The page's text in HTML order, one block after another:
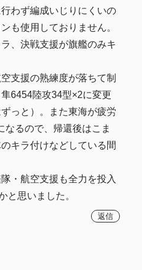
わず編成いじりにくいの
も使用しておりません。
、決戦支援が旗艦のみキ
支援の熟練度が落ちて制
6454陸攻34型×2に変更
っと）。また東海が疲労
るので、帰還後はこま
キラ付けなどしている間
・航空支援も全力を投入
と思いました。
返信